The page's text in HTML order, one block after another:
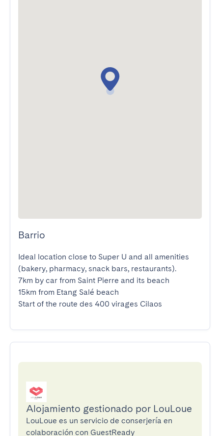
Barrio
Ideal location close to Super U and all amenities
(bakery, pharmacy, snack bars, restaurants).
7km by car from Saint Pierre and its beach
15km from Etang Salé beach
Start of the route des 400 virages Cilaos
Alojamiento gestionado por LouLoue
LouLoue es un servicio de conserjería en
colaboración con GuestReady